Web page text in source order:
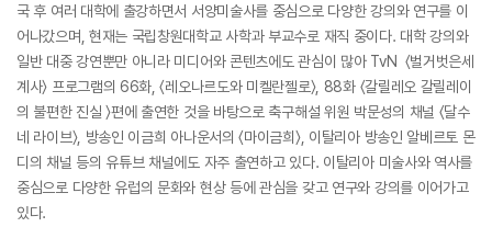
국 후 여러 대학에 출강하면서 서양미술사를 중심으로 다양한 강의와 연구를 이
어나갔으며, 현재는 국립창원대학교 사학과 부교수로 재직 중이다. 대학 강의와
일반 대중 강연뿐만 아니라 미디어와 콘텐츠에도 관심이 많아 TvN 〈벌거벗은세
계사〉 프로그램의 66화, 〈레오나르도와 미켈란젤로〉, 88화 〈갈릴레오 갈릴레이
의 불편한 진실 〉편에 출연한 것을 바탕으로 축구해설 위원 박문성의 채널 〈달수
네 라이브〉, 방송인 이금희 아나운서의 〈마이금희〉, 이탈리아 방송인 알베르토 몬
디의 채널 등의 유튜브 채널에도 자주 출연하고 있다. 이탈리아 미술사와 역사를
중심으로 다양한 유럽의 문화와 현상 등에 관심을 갖고 연구와 강의를 이어가고
있다.